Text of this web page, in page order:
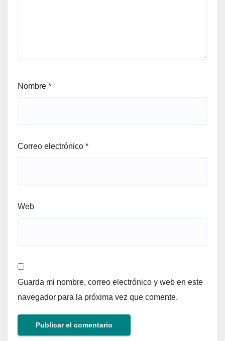
Nombre *
Correo electrónico *
Web
Guarda mi nombre, correo electrónico y web en este
navegador para la próxima vez que comente.